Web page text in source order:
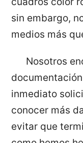
sin embargo,
medios más
Nosotros
inmediato
conocer más
evitar que